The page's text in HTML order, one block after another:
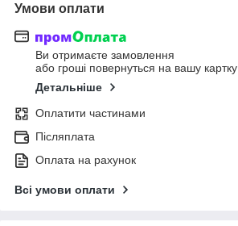
Умови оплати
Ви отримаєте замовлення
або гроші повернуться на вашу картку
Детальніше
Оплатити частинами
Післяплата
Оплата на рахунок
Всі умови оплати